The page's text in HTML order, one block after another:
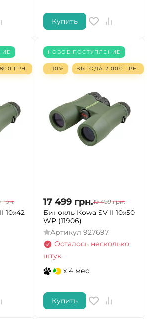
Купить
ГРН.
грн.
10x42
НОВОЕ ПОСТУПЛЕНИЕ
- 10% ВЫГОДА 2 000 ГРН.
17 499 грн.19 499 грн.
Бинокль Kowa SV II 10x50
WP (11906)
Артикул 927697
Осталось несколько
штук
x 4 мес.
Купить